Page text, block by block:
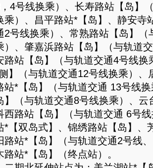
4号线换乘）、长寿路站【岛】
乘）、昌平路站*【岛】、静安寺
2号线换乘）、常熟路站【岛】（
）、肇嘉浜路站【岛】（与轨道
路站【岛】（与轨道交通4号线换
】（与轨道交通12号线换乘）、
站*【岛】（与轨道交通 13号线
】（与轨道交通8号线换乘）、
西路站【岛】（与轨道交通 6号
*【双岛式】、锦绣路站【岛】、
路站*【岛】（与轨道交通2号线
路站*【岛】（终点站）。